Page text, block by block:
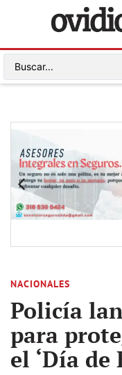
NACIONALES
Policía
para
el ‘Día de